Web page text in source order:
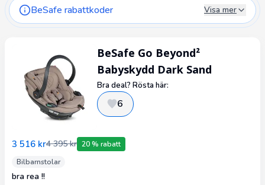
BeSafe rabattkoder Visa mer
BeSafe Go Beyond²
Babyskydd Dark Sand
Bra deal? Rösta här:
6
3 516 kr4 395 kr 20 % rabatt
bra rea !!
Bilbarnstolar